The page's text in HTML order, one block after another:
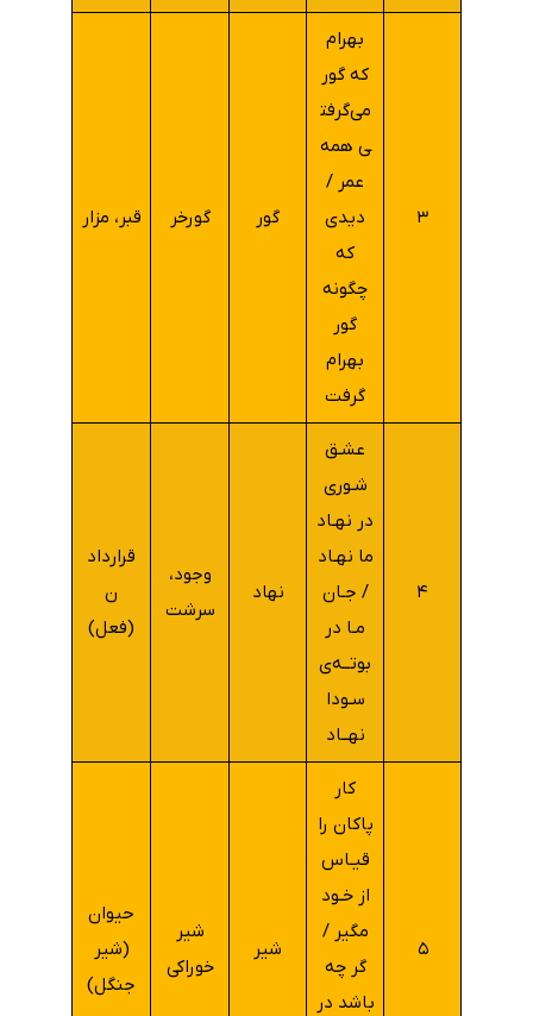
۳
بهرام
که گور
می‌گرفت
ی همه
عمر /
دیدی
که
چگونه
گور
بهرام
گرفت
گور گورخر قبر، مزار
۴
عشـق
شـوری
در نهـاد
ما نهـاد
/ جـان
مـا در
بوتــه‌ی
سـودا
نهــاد
نهاد
وجود،
سرشت
قرارداد
ن
(فعل)
۵
کار
پاکان را
قیـاس
از خـود
مگیر /
گر چه
باشد در
شیر
شیر
خوراکی
حیوان
(شیر
جنگل)